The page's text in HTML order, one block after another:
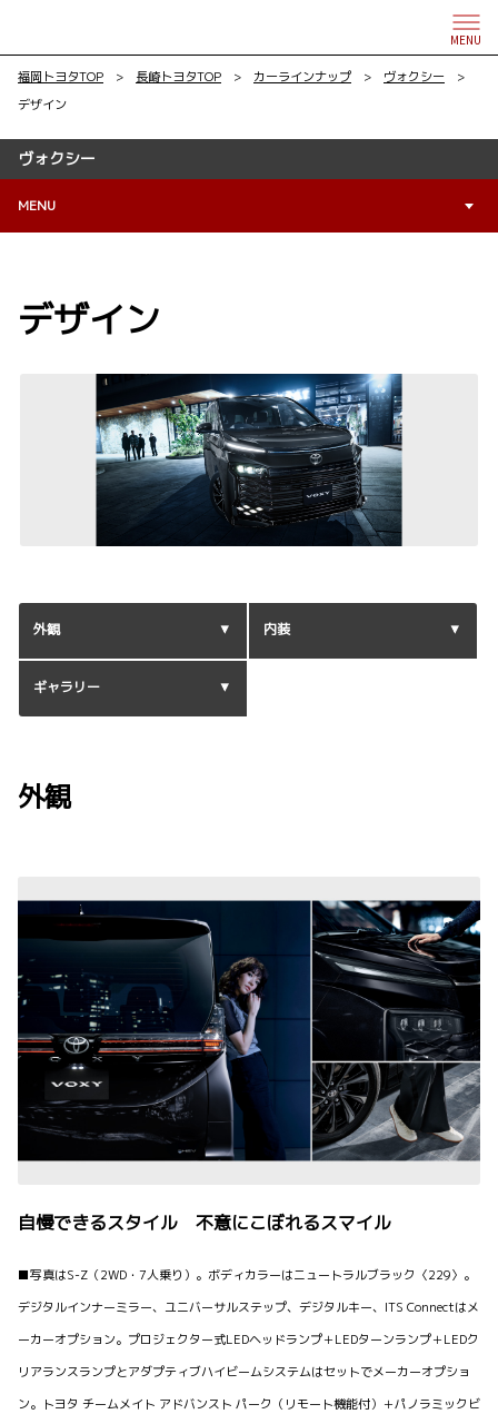
MENU
福岡トヨタTOP > 長崎トヨタTOP > カーラインナップ > ヴォクシー >
デザイン
ヴォクシー
MENU
デザイン
外観 内装
ギャラリー
外観
自慢できるスタイル 不意にこぼれるスマイル
■写真はS-Z（2WD・7人乗り）。ボディカラーはニュートラルブラック〈229〉。
デジタルインナーミラー、ユニバーサルステップ、デジタルキー、ITS Connectはメ
ーカーオプション。プロジェクター式LEDヘッドランプ＋LEDターンランプ＋LEDク
リアランスランプとアダプティブハイビームシステムはセットでメーカーオプショ
ン。トヨタ チームメイト アドバンスト パーク（リモート機能付）＋パノラミックビ